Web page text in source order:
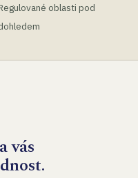
oblasti pod
vás